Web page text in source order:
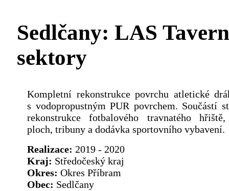
Sedlčany: LAS
sektory
Kompletní rekonstrukce povrchu atletické
s vodopropustným PUR povrchem. Součástí
rekonstrukce fotbalového travnatého hřiště,
ploch, tribuny a dodávka sportovního vybavení.
Realizace: 2019 - 2020
Kraj: Středočeský kraj
Okres: Okres Příbram
Obec: Sedlčany